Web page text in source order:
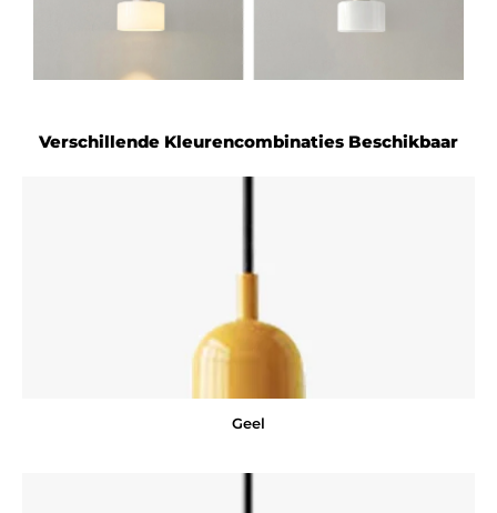
Verschillende Kleurencombinaties Beschikbaar
Geel